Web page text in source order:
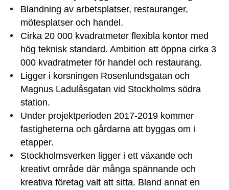
Blandning av arbetsplatser, restauranger,
mötesplatser och handel.
Cirka 20 000 kvadratmeter flexibla kontor med
hög teknisk standard. Ambition att öppna cirka 3
000 kvadratmeter för handel och restaurang.
Ligger i korsningen Rosenlundsgatan och
Magnus Ladulåsgatan vid Stockholms södra
station.
Under projektperioden 2017-2019 kommer
fastigheterna och gårdarna att byggas om i
etapper.
Stockholmsverken ligger i ett växande och
kreativt område där många spännande och
kreativa företag valt att sitta. Bland annat en